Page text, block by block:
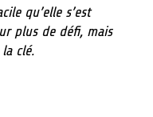
qu’elle s’est
plus de défi, mais
clé.